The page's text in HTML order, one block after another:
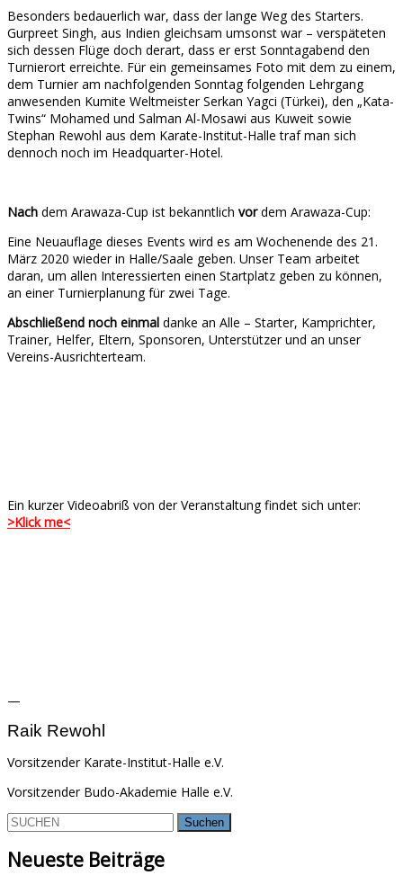
Besonders bedauerlich war, dass der lange Weg des Starters.
Gurpreet Singh, aus Indien gleichsam umsonst war – verspäteten
sich dessen Flüge doch derart, dass er erst Sonntagabend den
Turnierort erreichte. Für ein gemeinsames Foto mit dem zu einem,
dem Turnier am nachfolgenden Sonntag folgenden Lehrgang
anwesenden Kumite Weltmeister Serkan Yagci (Türkei), den „Kata-
Twins“ Mohamed und Salman Al-Mosawi aus Kuweit sowie
Stephan Rewohl aus dem Karate-Institut-Halle traf man sich
dennoch noch im Headquarter-Hotel.
Nach dem Arawaza-Cup ist bekanntlich vordem Arawaza-Cup:
Eine Neuauflage dieses Events wird es am Wochenende des 21.
März 2020 wieder in Halle/Saale geben. Unser Team arbeitet
daran, um allen Interessierten einen Startplatz geben zu können,
an einer Turnierplanung für zwei Tage.
Abschließend noch einmal danke an Alle – Starter, Kamprichter,
Trainer, Helfer, Eltern, Sponsoren, Unterstützer und an unser
Vereins-Ausrichterteam.
Ein kurzer Videoabriß von der Veranstaltung findet sich unter:
>Klick me<
—
Raik Rewohl
Vorsitzender Karate-Institut-Halle e.V.
Vorsitzender Budo-Akademie Halle e.V.
Suchen
nach:
Neueste Beiträge